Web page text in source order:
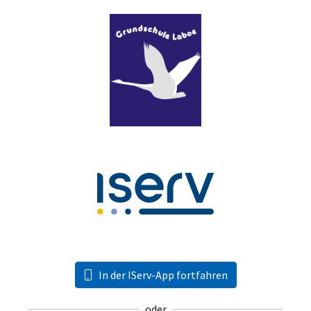
In der IServ-App fortfahren